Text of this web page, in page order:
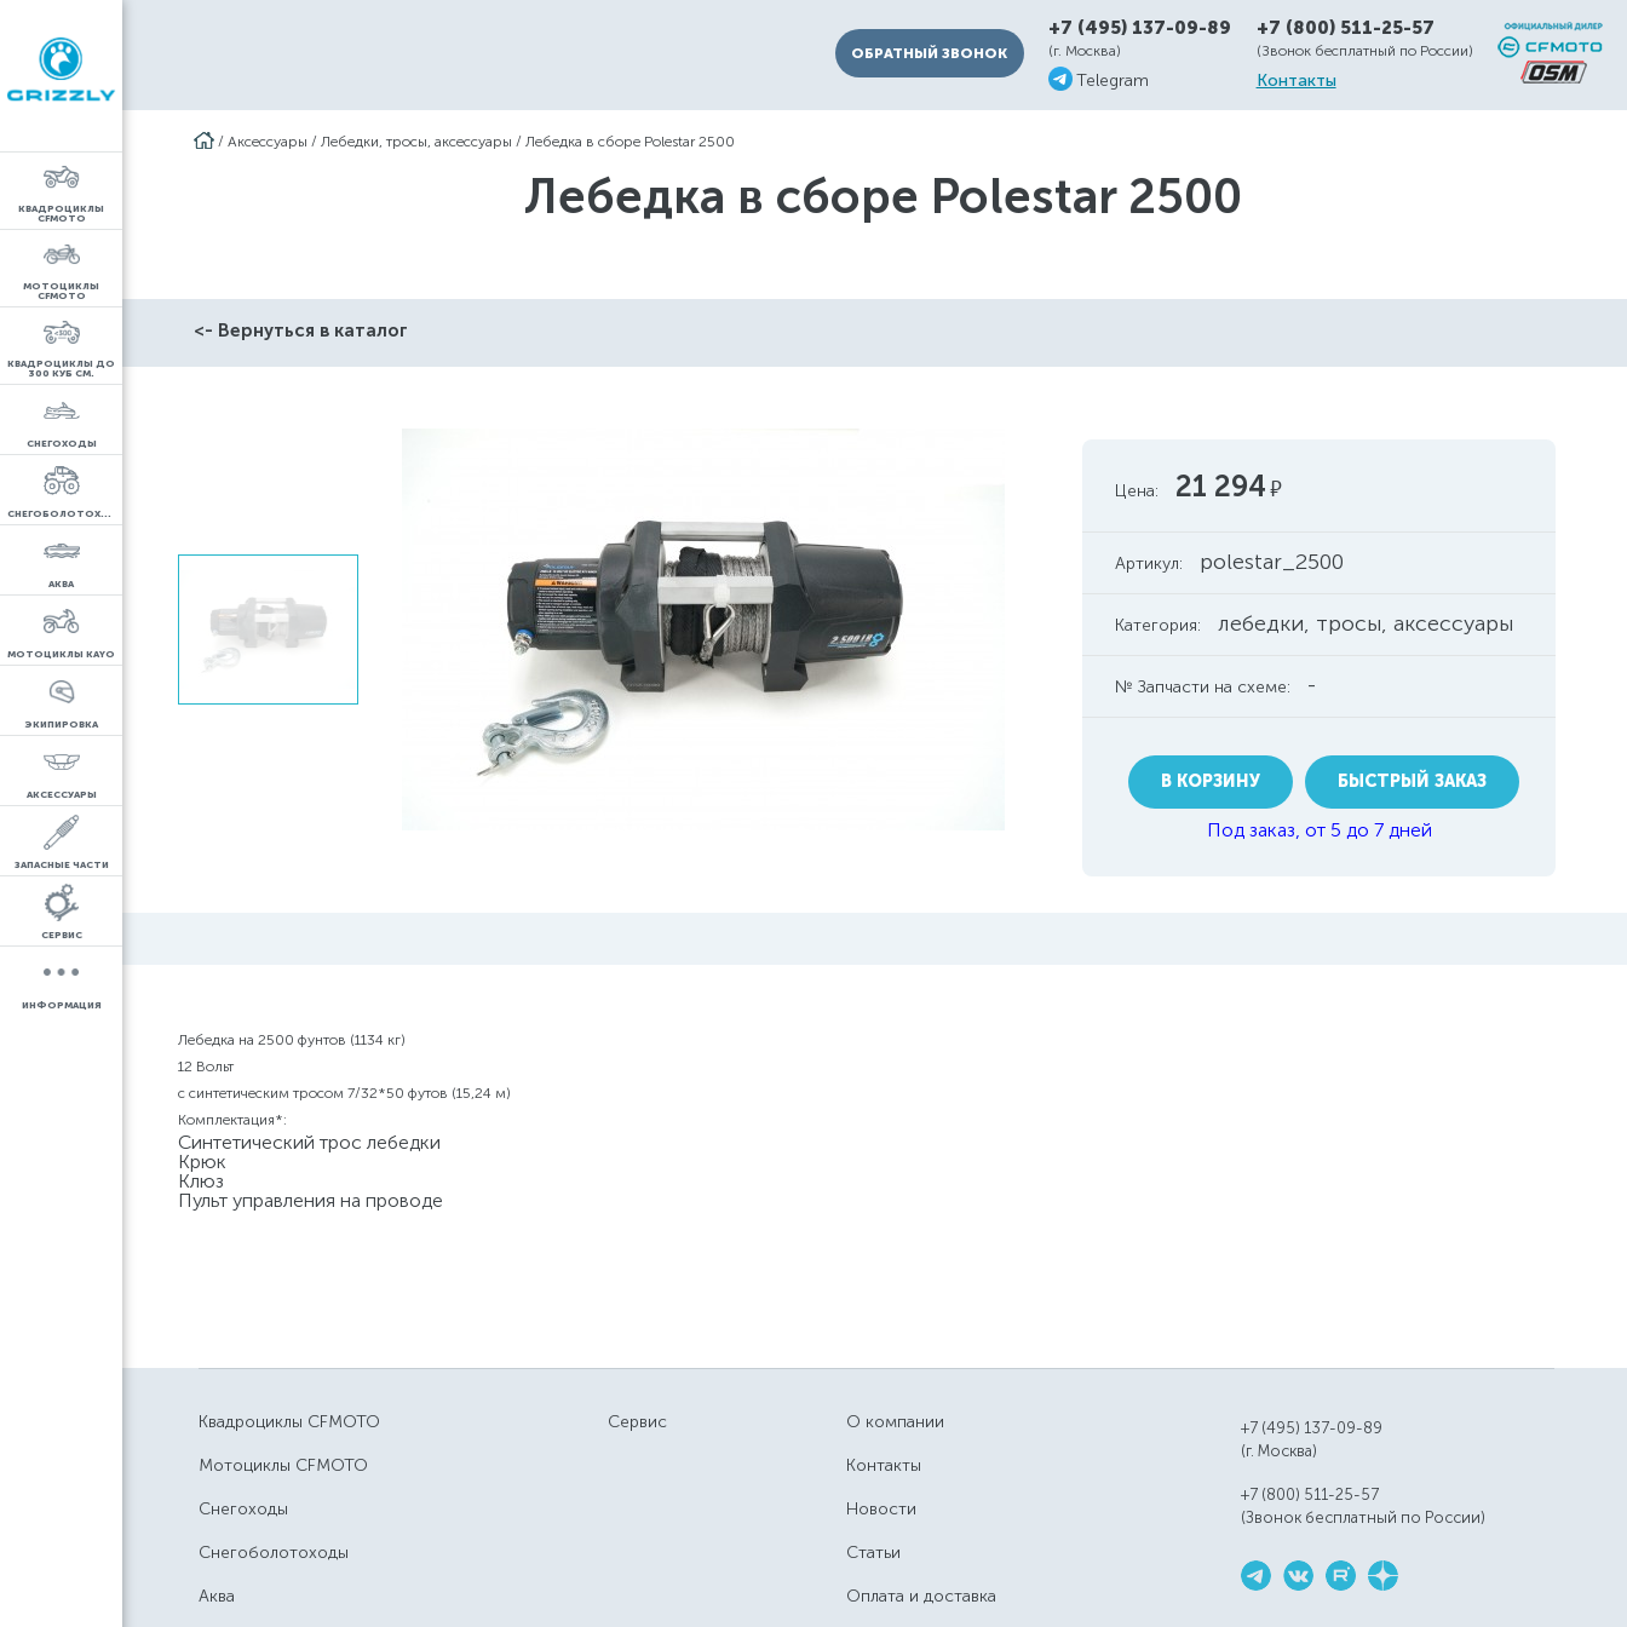
КВАДРОЦИКЛЫ
CFMOTO
МОТОЦИКЛЫ
CFMOTO
КВАДРОЦИКЛЫ ДО
300 КУБ СМ.
СНЕГОХОДЫ
СНЕГОБОЛОТОХОДЫ
АКВА
МОТОЦИКЛЫ KAYO
ЭКИПИРОВКА
АКСЕССУАРЫ
ЗАПАСНЫЕ ЧАСТИ
СЕРВИС
ИНФОРМАЦИЯ
ОБРАТНЫЙ ЗВОНОК
+7 (495) 137-09-89
(г. Москва)
Telegram
+7 (800) 511-25-57
(Звонок бесплатный по России)
Контакты
/ Аксессуары / Лебедки, тросы, аксессуары / Лебедка в сборе Polestar 2500
Лебедка в сборе Polestar 2500
<- Вернуться в каталог
Цена: 21 294руб.
Артикул: polestar_2500
Категория: лебедки, тросы, аксессуары
№ Запчасти на схеме: -
В КОРЗИНУ БЫСТРЫЙ ЗАКАЗ
Под заказ, от 5 до 7 дней
Лебедка на 2500 фунтов (1134 кг)
12 Вольт
c синтетическим тросом 7/32*50 футов (15,24 м)
Комплектация*:
Синтетический трос лебедки
Крюк
Клюз
Пульт управления на проводе
Квадроциклы CFMOTO
Мотоциклы CFMOTO
Снегоходы
Снегоболотоходы
Аква
Сервис О компании
Контакты
Новости
Статьи
Оплата и доставка
+7 (495) 137-09-89
(г. Москва)
+7 (800) 511-25-57
(Звонок бесплатный по России)